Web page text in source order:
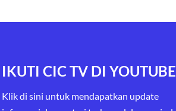
IKUTI CIC TV DI YOUTUBE
Klik di sini untuk mendapatkan update